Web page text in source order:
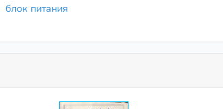
блок питания